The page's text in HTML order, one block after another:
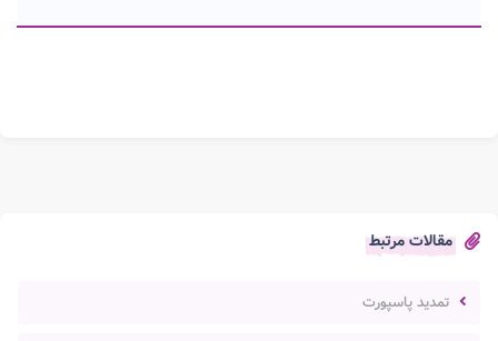
مقالات مرتبط
تمدید پاسپورت